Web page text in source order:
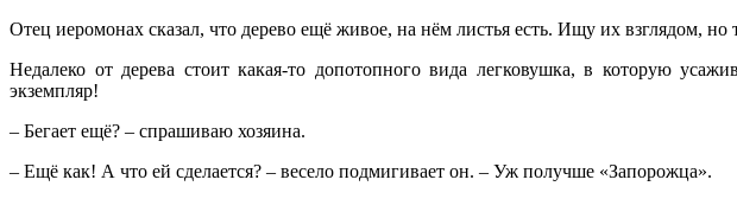
Отец иеромонах сказал, что дерево ещё живое, на нём листья есть. Ищу их взглядом, но
Недалеко от дерева стоит какая-то допотопного вида легковушка, в которую
экземпляр!
– Бегает ещё? – спрашиваю хозяина.
– Ещё как! А что ей сделается? – весело подмигивает он. – Уж получше «Запорожца».